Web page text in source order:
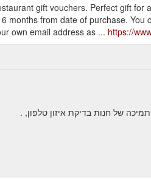
gift vouchers. Perfect gift for
from date of purchase.
own email address as ... https://